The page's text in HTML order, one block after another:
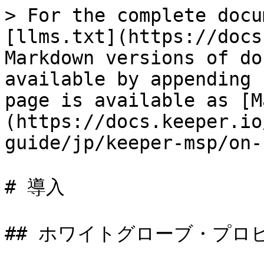
> For the complete
[llms.txt](https://
Markdown versions of
available by
page is available as
(https://
guide/jp/keeper-msp/
# 導入
## ホワイトグローブ・プロ